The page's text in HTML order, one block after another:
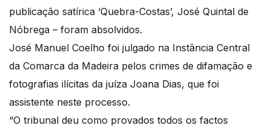
publicação satírica ‘Quebra-Costas’, José Quintal de
Nóbrega – foram absolvidos.
José Manuel Coelho foi julgado na Instância Central
da Comarca da Madeira pelos crimes de difamação e
fotografias ilícitas da juíza Joana Dias, que foi
assistente neste processo.
“O tribunal deu como provados todos os factos